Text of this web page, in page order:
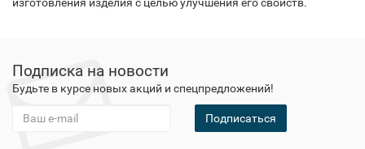
Подписка на новости
Будьте в курсе новых акций и спецпредложений!
Подписаться